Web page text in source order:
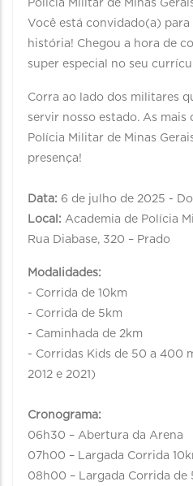
Polícia Militar de Minas
Você está convidado(a) para
história! Chegou a hora de
super especial no seu
Corra ao lado dos militares
servir nosso estado. As mais
Polícia Militar de Minas
presença!
Data: 6 de julho de 2025 -
Local: Academia de Polícia
Rua Diabase, 320 – Prado
Modalidades:
- Corrida de 10km
- Corrida de 5km
- Caminhada de 2km
- Corridas Kids de 50 a 400
2012 e 2021)
Cronograma:
06h30 – Abertura da Arena
07h00 – Largada Corrida
08h00 – Largada Corrida de